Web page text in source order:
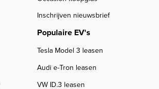
Inschrijven nieuwsbrief
Populaire EV's
Tesla Model 3 leasen
Audi e-Tron leasen
VW ID.3 leasen